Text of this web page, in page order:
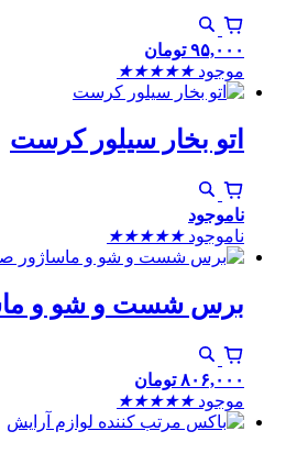
۹۵,۰۰۰ تومان
موجود ★
★
★
★
★
اتو بخار سیلور کرست
ناموجود
ناموجود ★
★
★
★
★
برس شست و شو و
۸۰۶,۰۰۰ تومان
موجود ★
★
★
★
★